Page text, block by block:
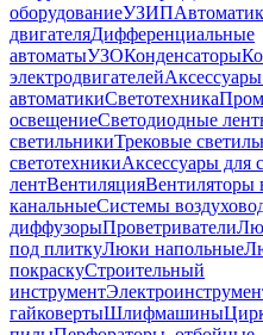
оборудованиеУЗИП
двигателяДифференциальные
автоматыУЗОКонденсаторы
электродвигателей
автоматикиСветотехника
освещениеСветодиодные
светильникиТрековые
светотехникиАксессуары для
лентВентиляцияВентиляторы
канальныеСистемы
диффузорыПроветриватели
под плиткуЛюки напольные
покраскуСтроительный
инструмент
гайковертыШлифмашины